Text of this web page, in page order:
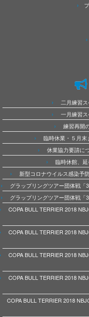
二月練習
一月練習
練習再開
臨時休業・５月
休業協力要請に
臨時休館、
新型コロナウイルス感染予
グラップリングツアー団体戦
グラップリングツアー団体戦
COPA BULL TERRIER 2018
COPA BULL TERRIER 2018
COPA BULL TERRIER 2018
COPA BULL TERRIER 2018
COPA BULL TERRIER 2018